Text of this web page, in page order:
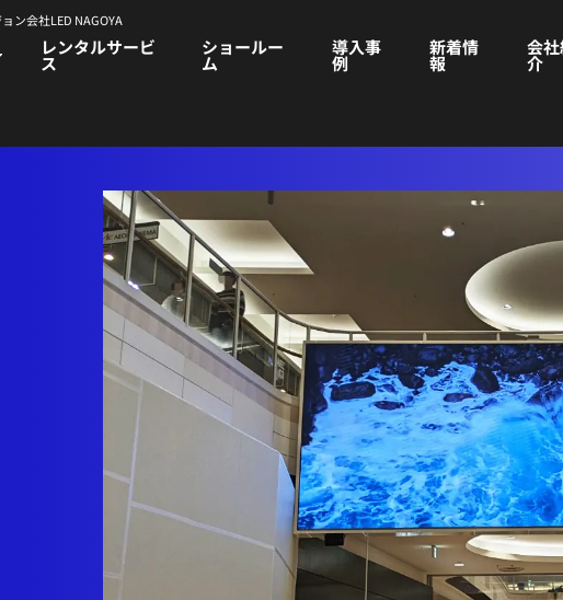
ン会社LED NAGOYA
レンタルサービ
ス
ショールー
ム
導入事
例
新着情
報
会
介